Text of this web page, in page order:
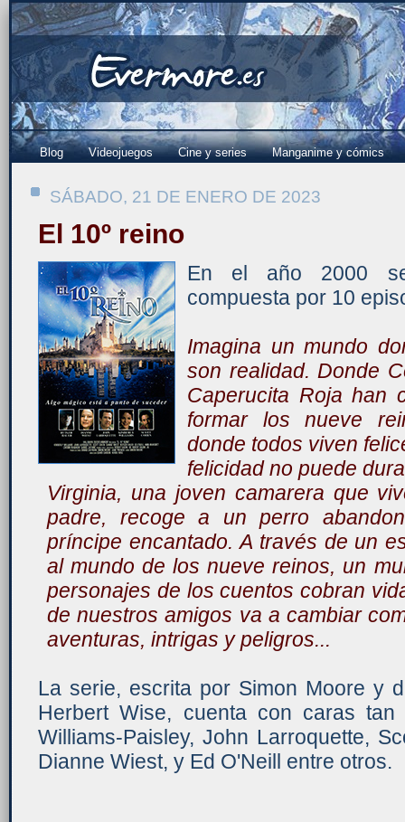
Blog Videojuegos Cine y series Manganime y cómics
SÁBADO, 21 DE ENERO DE 2023
El 10º reino
En el año 2000
compuesta por 10
Imagina un mundo
son realidad. Donde
Caperucita Roja han
formar los nueve
donde todos viven
felicidad no puede
Virginia, una joven camarera que
padre, recoge a un perro
príncipe encantado. A través de un
al mundo de los nueve reinos, un
personajes de los cuentos cobran
de nuestros amigos va a cambiar
aventuras, intrigas y peligros...
La serie, escrita por Simon Moore y
Herbert Wise, cuenta con caras tan
Williams-Paisley, John Larroquette,
Dianne Wiest, y Ed O'Neill entre otros.